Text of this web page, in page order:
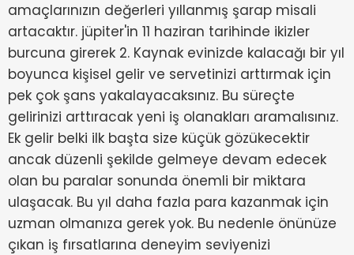
amaçlarınızın değerleri yıllanmış şarap misali
artacaktır. jüpiter'in 11 haziran tarihinde ikizler
burcuna girerek 2. Kaynak evinizde kalacağı bir yıl
boyunca kişisel gelir ve servetinizi arttırmak için
pek çok şans yakalayacaksınız. Bu süreçte
gelirinizi arttıracak yeni iş olanakları aramalısınız.
Ek gelir belki ilk başta size küçük gözükecektir
ancak düzenli şekilde gelmeye devam edecek
olan bu paralar sonunda önemli bir miktara
ulaşacak. Bu yıl daha fazla para kazanmak için
uzman olmanıza gerek yok. Bu nedenle önünüze
çıkan iş fırsatlarına deneyim seviyenizi